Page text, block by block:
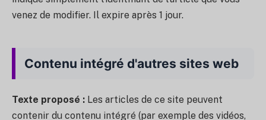
venez de modifier. Il expire après 1 jour.
Contenu intégré d'autres sites web
Texte proposé : Les articles de ce site peuvent
contenir du contenu intégré (par exemple des vidéos,